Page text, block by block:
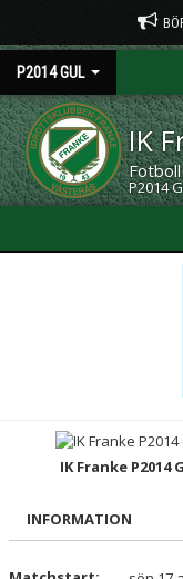
P2014 GUL
IK
Fotboll
P2014
TRUPPEN
DOKUMENT
IK Franke P2014
INFORMATION